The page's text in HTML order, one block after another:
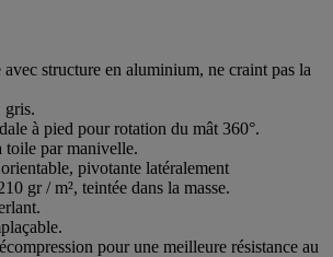
avec structure en aluminium, ne craint pas la
gris.
à pied pour rotation du mât 360°.
toile par manivelle.
pivotante latéralement
gr / m², teintée dans la masse.
pour une meilleure résistance au